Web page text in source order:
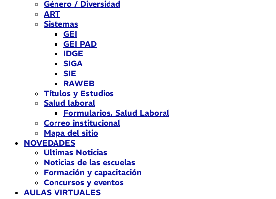
Género / Diversidad
ART
Sistemas
GEI
GEI PAD
IDGE
SIGA
SIE
RAWEB
Títulos y Estudios
Salud laboral
Formularios. Salud Laboral
Correo institucional
Mapa del sitio
NOVEDADES
Últimas Noticias
Noticias de las escuelas
Formación y capacitación
Concursos y eventos
AULAS VIRTUALES